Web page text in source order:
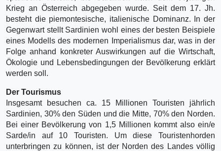
Krieg an Österreich abgegeben wurde. Seit dem 17. Jh.
besteht die piemontesische, italienische Dominanz. In der
Gegenwart stellt Sardinien wohl eines der besten Beispiele
eines Modells des modernen Imperialismus dar, was in der
Folge anhand konkreter Auswirkungen auf die Wirtschaft,
Ökologie und Lebensbedingungen der Bevölkerung erklärt
werden soll.
Der Tourismus
Insgesamt besuchen ca. 15 Millionen Touristen jährlich
Sardinien, 30% den Süden und die Mitte, 70% den Norden.
Bei einer Bevölkerung von 1,5 Millionen kommt also ein/e
Sarde/in auf 10 Touristen. Um diese Touristenhorden
unterbringen zu können, ist der Norden des Landes völlig